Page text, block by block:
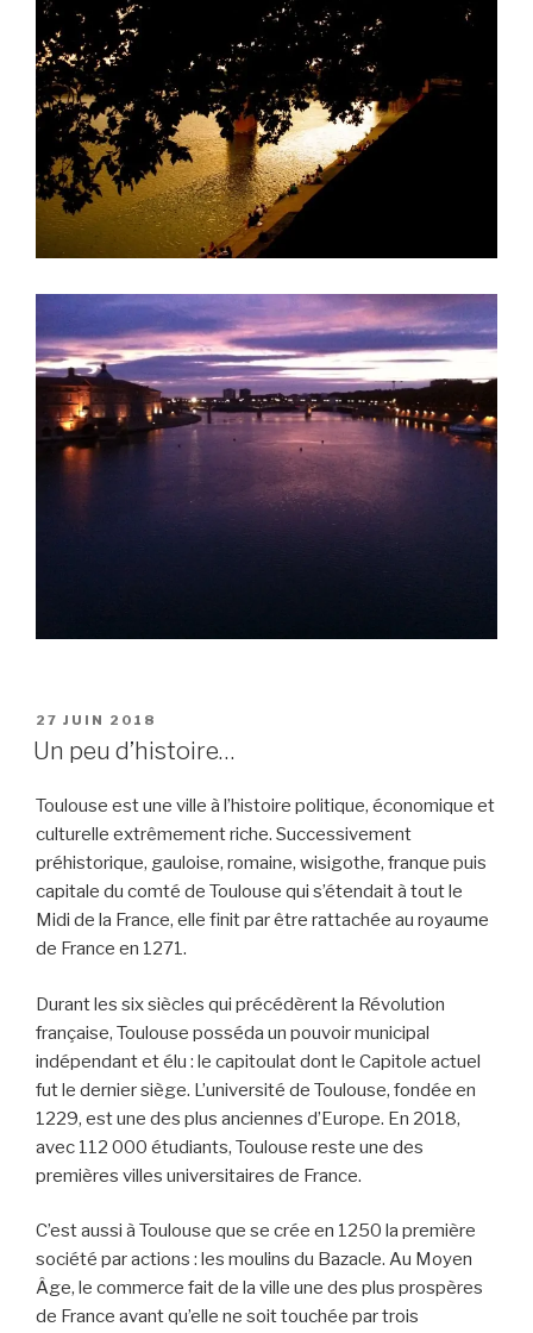
PUBLIÉ
LE
27 JUIN 2018
Un peu d’histoire…
Toulouse est une ville à l’histoire politique, économique et
culturelle extrêmement riche. Successivement
préhistorique, gauloise, romaine, wisigothe, franque puis
capitale du comté de Toulouse qui s’étendait à tout le
Midi de la France, elle finit par être rattachée au royaume
de France en 1271.
Durant les six siècles qui précédèrent la Révolution
française, Toulouse posséda un pouvoir municipal
indépendant et élu : le capitoulat dont le Capitole actuel
fut le dernier siège. L’université de Toulouse, fondée en
1229, est une des plus anciennes d’Europe. En 2018,
avec 112 000 étudiants, Toulouse reste une des
premières villes universitaires de France.
C’est aussi à Toulouse que se crée en 1250 la première
société par actions : les moulins du Bazacle. Au Moyen
Âge, le commerce fait de la ville une des plus prospères
de France avant qu’elle ne soit touchée par trois